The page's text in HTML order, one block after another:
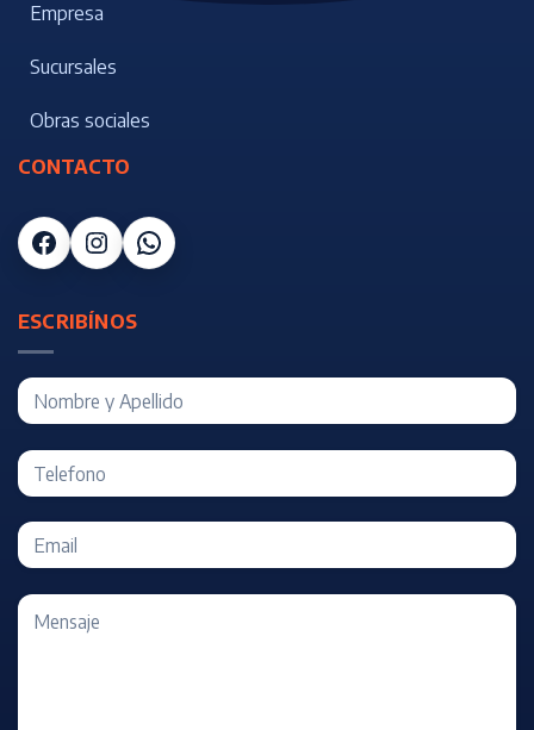
Empresa
Sucursales
Obras sociales
CONTACTO
Facebook
Instagram
WhatsApp
ESCRIBÍNOS